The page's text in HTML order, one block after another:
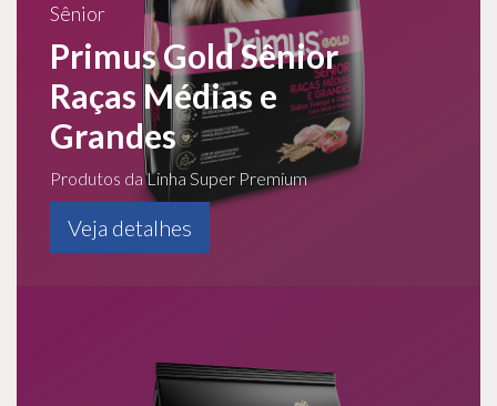
Sênior
Primus Gold Sênior
Raças Médias e
Grandes
Produtos da Linha Super Premium
Veja detalhes